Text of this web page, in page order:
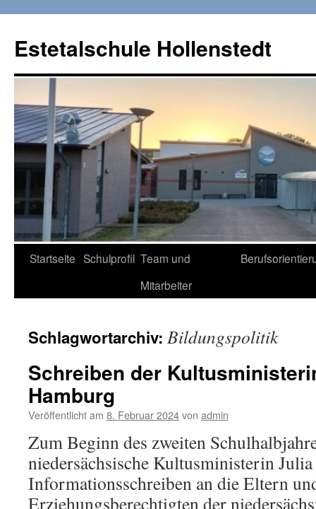
springen
Estetalschule Hollenstedt
Startseite Schulprofil Team und
Mitarbeiter
Schlagwortarchiv: Bildungspolitik
Schreiben der
Hamburg
Veröffentlicht am 8. Februar 2024von admin
Zum Beginn des zweiten
niedersächsische Kultusministerin
Informationsschreiben an die Eltern
Erziehungsberechtigten der